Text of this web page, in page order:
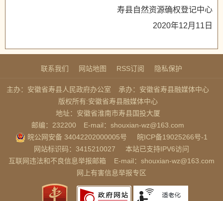
寿县自然资源确权登记中心
2020年12月11日
联系我们 网站地图 RSS订阅 隐私保护
主办：安徽省寿县人民政府办公室
承办：安徽省寿县融媒体中心
版权所有:安徽省寿县融媒体中心
地址：安徽省淮南市寿县国投大厦
邮编：232200
E-mail：shouxian-wz@163.com
皖公网安备 34042202000005号
皖ICP备19025266号-1
网站标识码：3415210027
本站已支持IPV6访问
互联网违法和不良信息举报邮箱
E-mail：shouxian-wz@163.com
网上有害信息举报专区